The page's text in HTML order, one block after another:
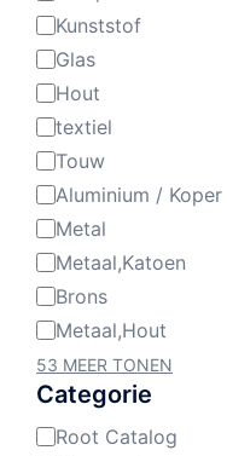
Kunststof
Glas
Hout
textiel
Touw
Aluminium / Koper
Metal
Metaal,Katoen
Brons
Metaal,Hout
53 MEER TONEN
Categorie
Categorie
Root Catalog